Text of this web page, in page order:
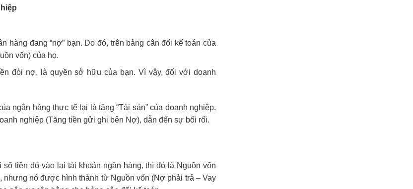
đang “nợ” bạn. Do đó, trên bảng cân đối kế toán của
vốn) của họ.
đòi nợ, là quyền sở hữu của bạn. Vì vậy, đối với doanh
ngân hàng thực tế lại là tăng “Tài sản” của doanh nghiệp.
nghiệp (Tăng tiền gửi ghi bên Nợ), dẫn đến sự bối rối.
tiền đó vào lại tài khoản ngân hàng, thì đó là Nguồn vốn
nó được hình thành từ Nguồn vốn (Nợ phải trả – Vay